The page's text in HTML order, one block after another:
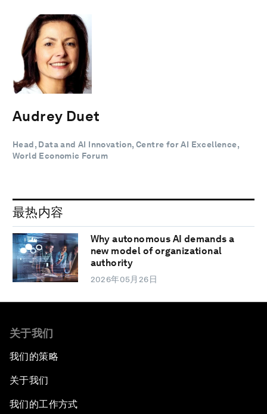
Audrey Duet
Head, Data and AI Innovation, Centre for AI Excellence,
World Economic Forum
最热内容
Why autonomous AI demands a
new model of organizational
authority
2026年05月26日
关于我们
我们的策略
关于我们
我们的工作方式